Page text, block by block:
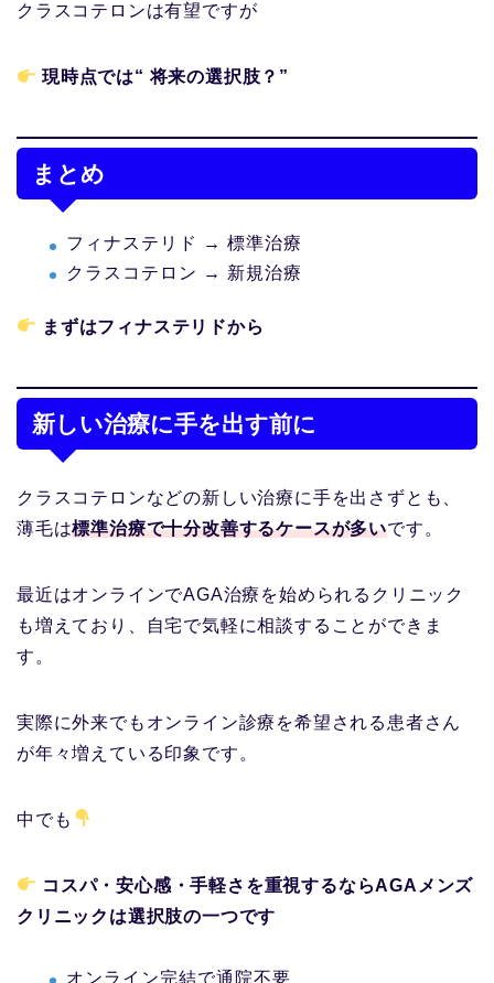
クラスコテロンは有望ですが
現時点では“ 将来の選択肢？”
まとめ
フィナステリド → 標準治療
クラスコテロン → 新規治療
まずはフィナステリドから
新しい治療に手を出す前に
クラスコテロンなどの新しい治療に手を出さずとも、
薄毛は標準治療で十分改善するケースが多いです。
最近はオンラインでAGA治療を始められるクリニック
も増えており、自宅で気軽に相談することができま
す。
実際に外来でもオンライン診療を希望される患者さん
が年々増えている印象です。
中でも
コスパ・安心感・手軽さを重視するならAGAメンズ
クリニックは選択肢の一つです
オンライン完結で通院不要